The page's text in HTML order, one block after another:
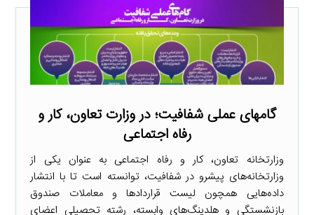
گامهای عملی شفافیت؛ در وزارت تعاون، کار و
رفاه اجتماعی
وزارتخانه تعاون، کار و رفاه اجتماعی به عنوان یکی از
وزارتخانه‌های پیشرو در شفافیت، توانسته است تا با انتشار
داده‌هایی همچون لیست قراردادها و معاملات صندوق
بازنشستگی و هلدینگ‌های وابسته، رشته تحصیلی اعضای